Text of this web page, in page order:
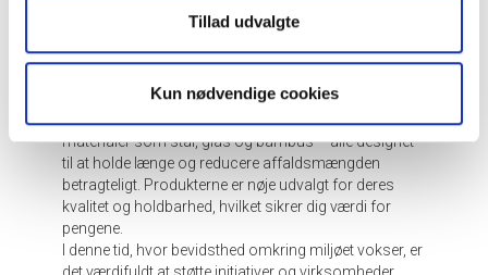
Tillad udvalgte
Kun nødvendige cookies
fra stilfulde genanvendelige vandflasker til innovative
madkasser designet med miljøet for øje. Disse
På RenLykke finder du produkter fremstillet af
materialer som stål, glas og bambus – alle designet
til at holde længe og reducere affaldsmængden
betragteligt. Produkterne er nøje udvalgt for deres
kvalitet og holdbarhed, hvilket sikrer dig værdi for
pengene.
I denne tid, hvor bevidsthed omkring miljøet vokser, er